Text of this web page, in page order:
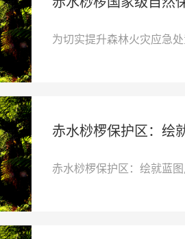
为切实提升森林火灾应急
赤水桫椤保护区：绘
赤水桫椤保护区：绘就蓝